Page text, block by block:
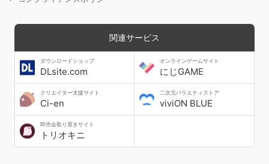
関連サービス
ダウンロードショップ
DLsite.com
オンラインゲームサイト
にじGAME
クリエイター支援サイト
Ci-en
二次元バラエティストア
viviON BLUE
即売会取り置きサイト
トリオキニ